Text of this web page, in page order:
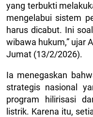
yang terbukti
mengelabui sistem
harus dicabut. Ini
wibawa hukum,” ujar
Jumat (13/2/2026).
Ia menegaskan
strategis nasional
program hilirisasi
listrik. Karena itu,